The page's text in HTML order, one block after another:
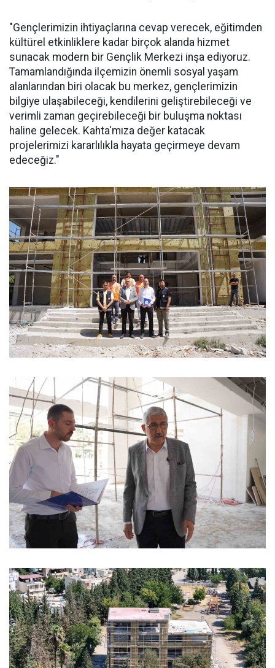
"Gençlerimizin ihtiyaçlarına cevap verecek, eğitimden
kültürel etkinliklere kadar birçok alanda hizmet
sunacak modern bir Gençlik Merkezi inşa ediyoruz.
Tamamlandığında ilçemizin önemli sosyal yaşam
alanlarından biri olacak bu merkez, gençlerimizin
bilgiye ulaşabileceği, kendilerini geliştirebileceği ve
verimli zaman geçirebileceği bir buluşma noktası
haline gelecek. Kahta'mıza değer katacak
projelerimizi kararlılıkla hayata geçirmeye devam
edeceğiz."